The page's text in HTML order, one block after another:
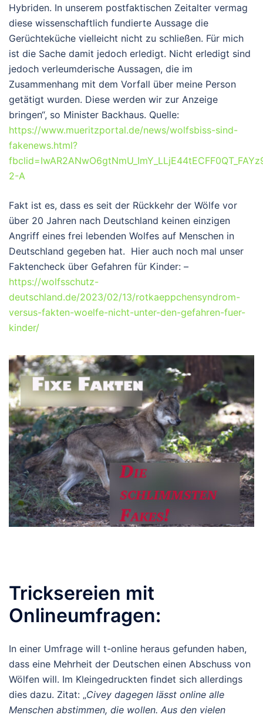
Hybriden. In unserem postfaktischen Zeitalter vermag
diese wissenschaftlich fundierte Aussage die
Gerüchteküche vielleicht nicht zu schließen. Für mich
ist die Sache damit jedoch erledigt. Nicht erledigt sind
jedoch verleumderische Aussagen, die im
Zusammenhang mit dem Vorfall über meine Person
getätigt wurden. Diese werden wir zur Anzeige
bringen“, so Minister Backhaus. Quelle:
https://www.mueritzportal.de/news/wolfsbiss-sind-
fakenews.html?
2-A
Fakt ist es, dass es seit der Rückkehr der Wölfe vor
über 20 Jahren nach Deutschland keinen einzigen
Angriff eines frei lebenden Wolfes auf Menschen in
Deutschland gegeben hat. Hier auch noch mal unser
Faktencheck über Gefahren für Kinder: –
https://wolfsschutz-
deutschland.de/2023/02/13/rotkaeppchensyndrom-
versus-fakten-woelfe-nicht-unter-den-gefahren-fuer-
kinder/
Tricksereien mit
Onlineumfragen:
In einer Umfrage will t-online heraus gefunden haben,
dass eine Mehrheit der Deutschen einen Abschuss von
Wölfen will. Im Kleingedruckten findet sich allerdings
dies dazu. Zitat: „Civey dagegen lässt online alle
Menschen abstimmen, die wollen. Aus den vielen